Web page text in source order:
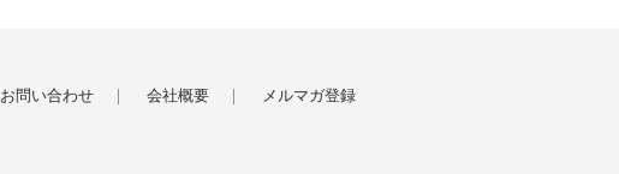
お問い合わせ 会社概要 メルマガ登録